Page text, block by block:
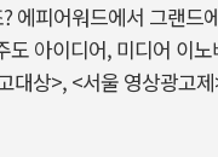
에피어워드에서 그랜
도 아이디어, 미디어 이
대상>, <서울 영상광고